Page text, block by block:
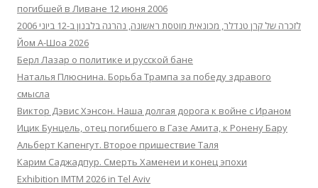
погибшей в Ливане 12 июня 2006
לזכרה של קרן טנדלר, מכונאית מוטסת ראשונה, נהרגה בלבנון ב-12 ביוני 2006
Йом А-Шоа 2026
Берл Лазар о политике и русской бане
Наталья Плюснина. Борьба Трампа за победу здравого
смысла
Виктор Дэвис Хэнсон. Наша долгая дорога к войне с Ираном
Ицик Бунцель, отец погибшего в Газе Амита, к Ронену Бару
Альберт Капенгут. Второе пришествие Таля
Карим Саджадпур. Смерть Хаменеи и конец эпохи
Exhibition IMTM 2026 in Tel Aviv